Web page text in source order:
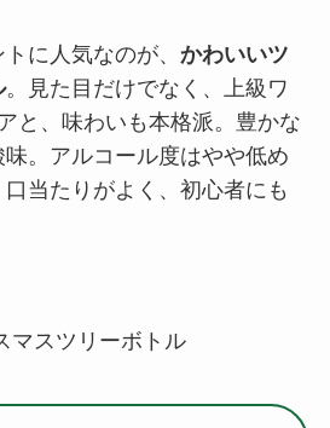
に人気なのが、 かわいいツ
。見た目だけでなく、上級ワ
と、味わいも本格派。豊かな
。アルコール度はやや低め
当たりがよく、初心者にも
マスツリーボトル